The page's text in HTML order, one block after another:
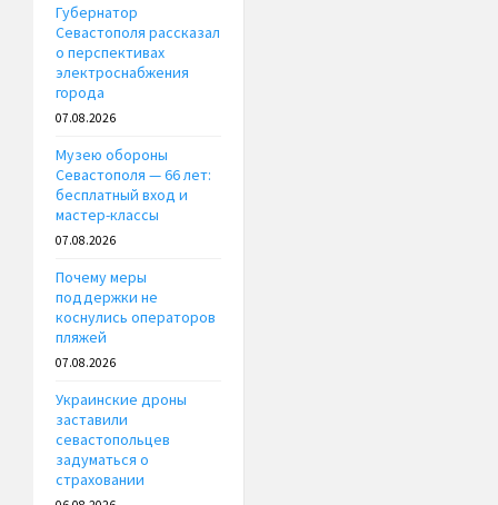
Губернатор
Севастополя рассказал
о перспективах
электроснабжения
города
07.08.2026
Музею обороны
Севастополя — 66 лет:
бесплатный вход и
мастер-классы
07.08.2026
Почему меры
поддержки не
коснулись операторов
пляжей
07.08.2026
Украинские дроны
заставили
севастопольцев
задуматься о
страховании